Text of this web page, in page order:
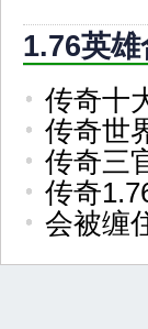
1.76英
传奇十
传奇世
传奇三
传奇
会被缠